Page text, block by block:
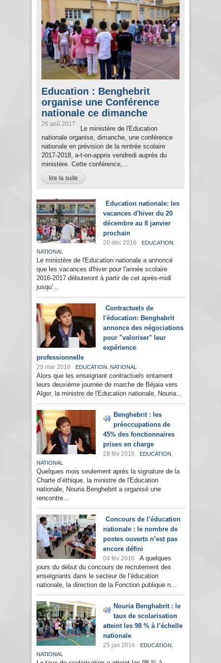
Education : Benghebrit
organise une Conférence
nationale ce dimanche
26 aoû 2017
Le ministère de l'Education
nationale organise, dimanche, une conférence
nationale en prévision de la rentrée scolaire
2017-2018, a-t-on-appris vendredi auprès du
ministère. Cette conférence,...
lire la suite
Education nationale: les
vacances d'hiver du 20
décembre au 8 janvier
prochain
20 déc 2016 EDUCATION ,
NATIONAL
Le ministère de l'Education nationale a annoncé
que les vacances d'hiver pour l'année scolaire
2016-2017 débuteront à partir de cet après-midi
jusqu'...
Contractuels de
l'éducation: Benghabrit
annonce des négociations
pour "valoriser" leur
expérience
professionnelle
29 mar 2016 EDUCATION , NATIONAL
Alors que les enseignant contractuels entament
leurs deuxième journée de marche de Béjaia vers
Alger, la ministre de l'Education nationale, Nouria...
Benghebrit : les
préoccupations de
45% des fonctionnaires
prises en charge
28 fév 2016 EDUCATION ,
NATIONAL
Quelques mois seulement après la signature de la
Charte d’éthique, la ministre de l'Education
nationale, Nouria Benghebrit a organisé une
rencontre...
Concours de l’éducation
nationale : le nombre de
postes ouverts n’est pas
encore défini
04 fév 2016
A quelques
jours du début du concours de recrutement des
enseignants dans le secteur de l’éducation
nationale, la direction de la Fonction publique n...
Nouria Benghabrit : le
taux de scolarisation
atteint les 98 % à l’échelle
nationale
25 jan 2016 EDUCATION ,
NATIONAL